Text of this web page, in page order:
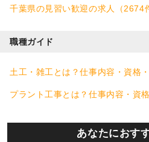
千葉県の見習い歓迎の求人（2674
職種ガイド
土工・雑工とは？仕事内容・資格
プラント工事とは？仕事内容・資
あなたにおす